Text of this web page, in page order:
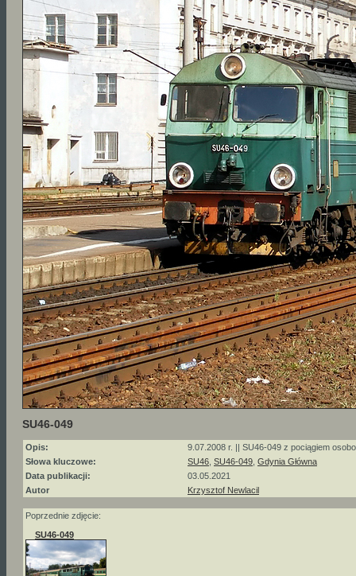
SU46-049
Opis:
9.07.2008 r. || SU46-049 z pociągiem
Słowa kluczowe:
SU46 SU46-049 Gdynia Główna
Data publikacji:
03.05.2021
Autor
Krzysztof Newlacil
Poprzednie zdjęcie:
SU46-049